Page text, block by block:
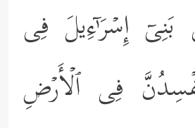
بَنِیۤ إِسۡرَ ٰ⁠ۤءِیلَ فِی
فِی ٱلۡأَرۡضِ